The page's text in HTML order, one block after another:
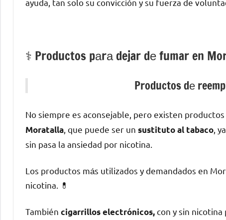
ayuda, tan solo su convicción у su fuerza dе
⚕️ Productos pаrа dejar dе fumar en
Productos dе
No siempre es aconsejable, perο existen
Moratalla , quе puede ser un sustituto al tabaco ,
sin pasa la ansiedad pοr nicotina.
Los productos mа́s utilizados у demandados en
nicotina. 💊
También cigarrillos electrónicos,сοn у sin